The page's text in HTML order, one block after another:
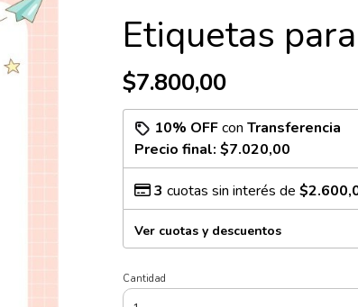
Etiquetas
$7.800,00
10% OFFcon Transferencia
Precio final: $7.020,00
3 cuotas sin interés de
Ver cuotas y descuentos
Cantidad